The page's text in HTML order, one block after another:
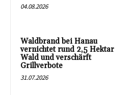
04.08.2026
Waldbrand bei Hanau
vernichtet rund 2,5 Hektar
Wald und verschärft
Grillverbote
31.07.2026